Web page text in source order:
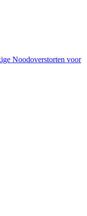
Noodoverstorten voor